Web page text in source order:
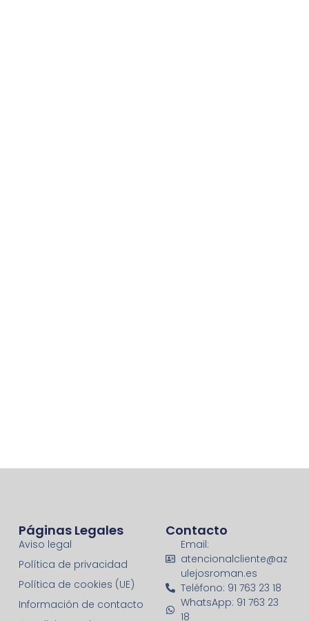
Páginas Legales
Aviso legal
Política de privacidad
Política de cookies (UE)
Información de contacto
Contacto
Email:
atencionalcliente@az
ulejosroman.es
Teléfono: 91 763 23 18
WhatsApp: 91 763 23
18